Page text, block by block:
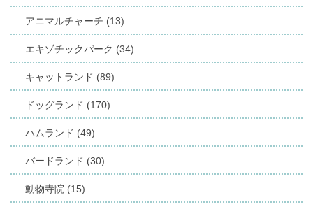
アニマルチャーチ (13)
エキゾチックパーク (34)
キャットランド (89)
ドッグランド (170)
ハムランド (49)
バードランド (30)
動物寺院 (15)